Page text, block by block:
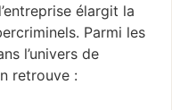
élargit la
Parmi les
l’univers de
retrouve :